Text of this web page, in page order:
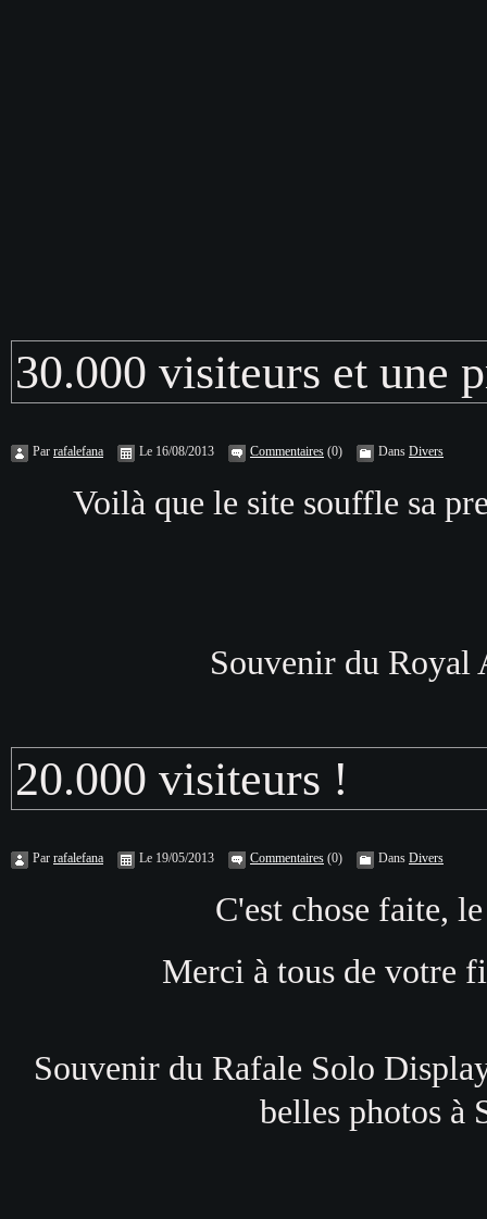
30.000 visiteurs et une
Par rafalefana Le 16/08/2013 Commentaires (0) Dans Divers
Voilà que le site souffle sa
Souvenir du Royal
20.000 visiteurs !
Par rafalefana Le 19/05/2013 Commentaires (0) Dans Divers
C'est chose faite,
Merci à tous de votre
Souvenir du Rafale Solo
belles photos à